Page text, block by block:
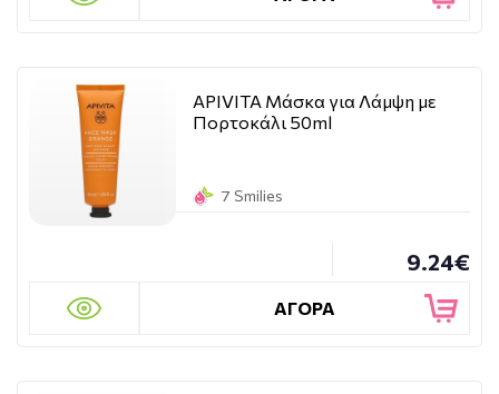
APIVITA Μάσκα για Λάμψη με
Πορτοκάλι 50ml
7 Smilies
9.24€
ΑΓΟΡΑ